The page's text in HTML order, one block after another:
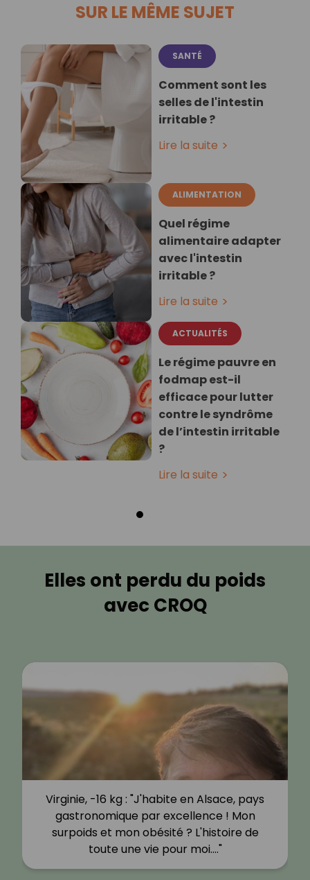
SUR LE MÊME SUJET
SANTÉ
Comment sont les
selles de l'intestin
irritable ?
Lire la suite
ALIMENTATION
Quel régime
alimentaire adapter
avec l'intestin
irritable ?
Lire la suite
ACTUALITÉS
Le régime pauvre en
fodmap est-il
efficace pour lutter
contre le syndrôme
de l’intestin irritable
?
Lire la suite
Elles ont perdu du poids
avec CROQ
Virginie, -16 kg : "J'habite en Alsace, pays
gastronomique par excellence ! Mon
surpoids et mon obésité ? L'histoire de
toute une vie pour moi.…"